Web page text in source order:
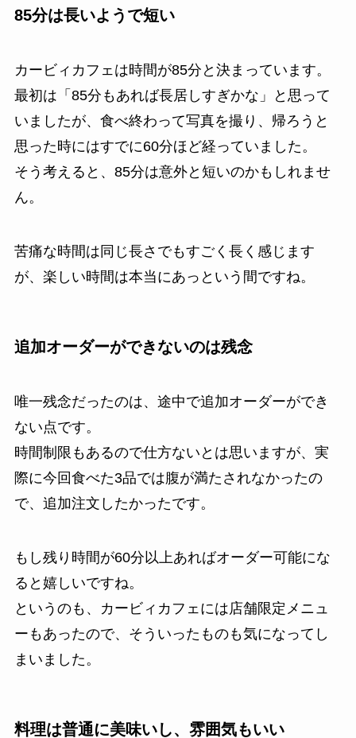
85分は長いようで短い
カービィカフェは時間が85分と決まっています。
最初は「85分もあれば長居しすぎかな」と思って
いましたが、食べ終わって写真を撮り、帰ろうと
思った時にはすでに60分ほど経っていました。
そう考えると、85分は意外と短いのかもしれませ
ん。
苦痛な時間は同じ長さでもすごく長く感じます
が、楽しい時間は本当にあっという間ですね。
追加オーダーができないのは残念
唯一残念だったのは、途中で追加オーダーができ
ない点です。
時間制限もあるので仕方ないとは思いますが、実
際に今回食べた3品では腹が満たされなかったの
で、追加注文したかったです。
もし残り時間が60分以上あればオーダー可能にな
ると嬉しいですね。
というのも、カービィカフェには店舗限定メニュ
ーもあったので、そういったものも気になってし
まいました。
料理は普通に美味いし、雰囲気もいい